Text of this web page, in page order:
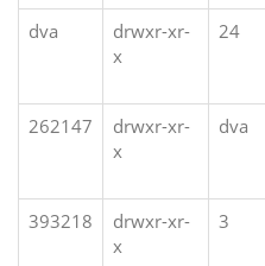
dva
drwxr-xr-
x
24
262147
drwxr-xr-
x
dva
393218
drwxr-xr-
x
3